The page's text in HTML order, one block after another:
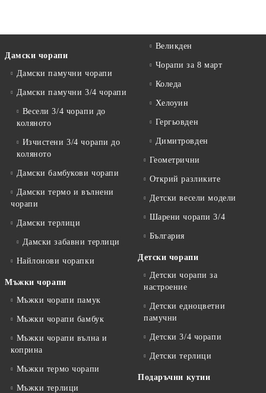
Дамски чорапи
Дамски памучни чорапи
Дамски памучни 3/4 чорапи
Весели 3/4 чорапи до
коляното
Изчистени 3/4 чорапи до
коляното
Дамски бамбукови чорапи
Дамски термо и вълнени
чорапи
Дамски терлици
Дамски забавни терлици
Найлонови чорапки
Мъжки чорапи
Мъжки чорапи памук
Мъжки чорапи бамбук
Мъжки чорапи вълна и
коприна
Мъжки термо чорапи
Мъжки терлици
Великден
Чорапи за 8 март
Коледа
Хелоуин
Гергьовден
Димитровден
Геометрични
Открий разликите
Детски весели модели
Шарени чорапи 3/4
България
Детски чорапи
Детски чорапи за
настроение
Детски едноцветни
памучни
Детски 3/4 чорапи
Детски терлици
Подаръчни кутии